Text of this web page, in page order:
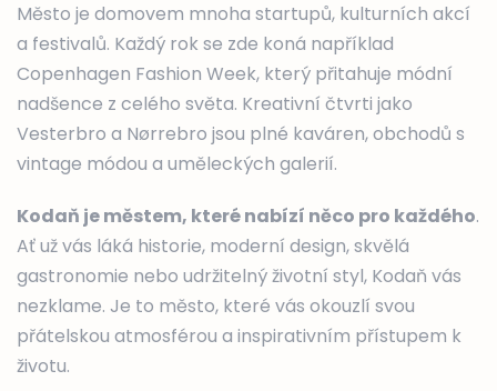
Město je domovem mnoha startupů, kulturních akcí
a festivalů. Každý rok se zde koná například
Copenhagen Fashion Week, který přitahuje módní
nadšence z celého světa. Kreativní čtvrti jako
Vesterbro a Nørrebro jsou plné kaváren, obchodů s
vintage módou a uměleckých galerií.
Kodaň je městem, které nabízí něco pro každého.
Ať už vás láká historie, moderní design, skvělá
gastronomie nebo udržitelný životní styl, Kodaň vás
nezklame. Je to město, které vás okouzlí svou
přátelskou atmosférou a inspirativním přístupem k
životu.